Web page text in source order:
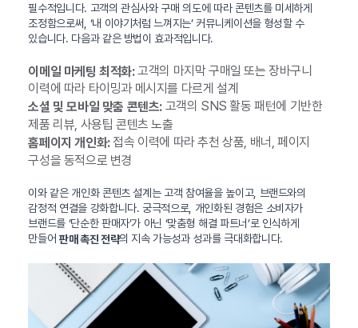
필수적입니다. 고객의 관심사와 구매 의도에 따라 콘텐츠를 미세하게
조정함으로써, ‘내 이야기처럼 느껴지는’ 커뮤니케이션을 형성할 수
있습니다. 다음과 같은 방법이 효과적입니다.
이메일 마케팅 최적화:고객의 마지막 구매일 또는 장바구니
이력에 따라 타이밍과 메시지를 다르게 설계
소셜 및 모바일 맞춤 콘텐츠:고객의 SNS 활동 패턴에 기반한
제품 리뷰, 사용팁 콘텐츠 노출
홈페이지 개인화:접속 이력에 따라 추천 상품, 배너, 페이지
구성을 동적으로 변경
이와 같은 개인화 콘텐츠 설계는 고객 참여율을 높이고, 브랜드와의
감정적 연결을 강화합니다. 궁극적으로, 개인화된 경험은 소비자가
브랜드를 ‘단순한 판매자’가 아닌 ‘맞춤형 해결 파트너’로 인식하게
만들어 판매 촉진 전략의 지속 가능성과 성과를 극대화합니다.